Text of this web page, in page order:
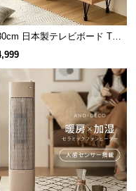
てのランチタイム
きます。
日本製テレビボード TOT-